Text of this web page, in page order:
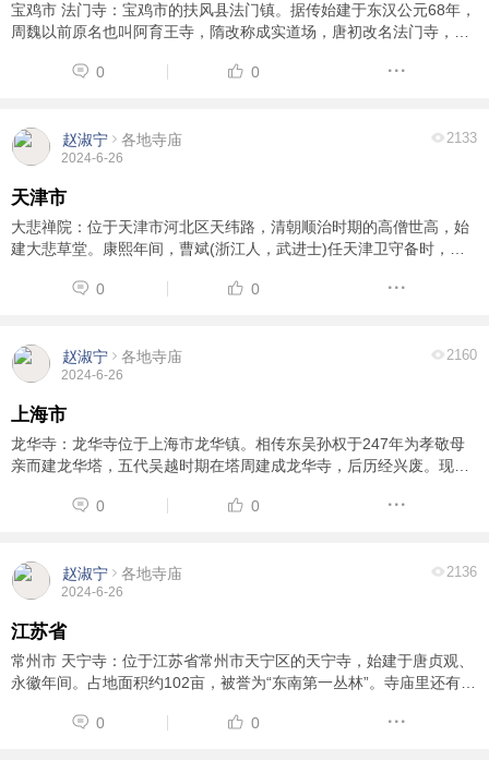
宝鸡市 法门寺：宝鸡市的扶风县法门镇。据传始建于东汉公元68年，
周魏以前原名也叫阿育王寺，隋改称成实道场，唐初改名法门寺，被
地。 西安市 慈恩寺：慈恩寺位于西安市南 ...
0 0
赵淑宁 各地寺庙
2024-6-26
2133
天津市
大悲禅院：位于天津市河北区天纬路，清朝顺治时期的高僧世高，始
建大悲草堂。康熙年间，曹斌(浙江人，武进士)任天津卫守备时，在
尚开始在草堂中供奉观世音菩萨，观世音菩萨 ...
0 0
赵淑宁 各地寺庙
2024-6-26
2160
上海市
龙华寺：龙华寺位于上海市龙华镇。相传东吴孙权于247年为孝敬母
亲而建龙华塔，五代吴越时期在塔周建成龙华寺，后历经兴废。现在
华寺”的名称即源于这个传说。
0 0
赵淑宁 各地寺庙
2024-6-26
2136
江苏省
常州市 天宁寺：位于江苏省常州市天宁区的天宁寺，始建于唐贞观、
永徽年间。占地面积约102亩，被誉为“东南第一丛林”。寺庙里还有8
502年，原名“妙利普明塔院”。相 ...
0 0